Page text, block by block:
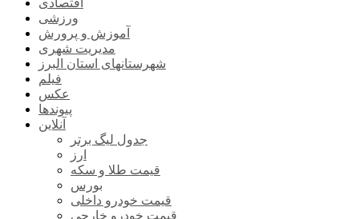
ورزشی
آموزش و پرورش
مدیریت شهری
شهرستانهای استان البرز
فیلم
عکس
پیوندها
آنلاین
جدول لیگ برتر
ارز
قیمت طلا و سکه
بورس
قیمت خودرو داخلی
قیمت خودرو خارجی